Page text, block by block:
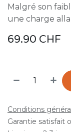
Malgré son
une charge
69.90 CHF
Conditions
Garantie satisfait